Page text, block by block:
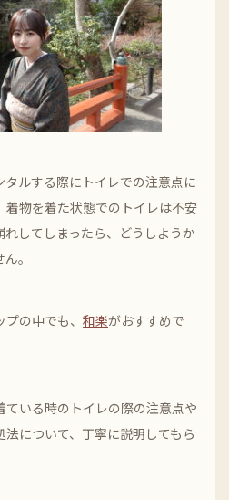
タルする際にトイレでの注意点に
着物を着た状態でのトイレは不安
してしまったら、どうしようか
。
の中でも、 和楽がおすすめで
いる時のトイレの際の注意点や
について、丁寧に説明してもら